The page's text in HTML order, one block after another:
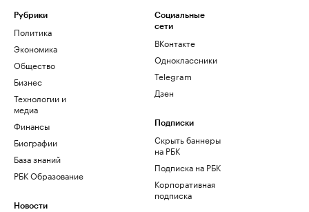
Рубрики
Политика
Экономика
Общество
Бизнес
Технологии и
медиа
Финансы
Биографии
База знаний
РБК Образование
Новости
Социальные
сети
ВКонтакте
Одноклассники
Telegram
Дзен
Подписки
Скрыть баннеры
на РБК
Подписка на РБК
Корпоративная
подписка